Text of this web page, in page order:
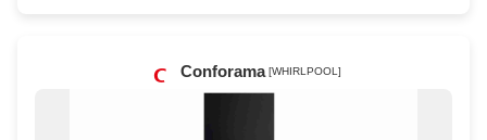
Conforama [WHIRLPOOL]